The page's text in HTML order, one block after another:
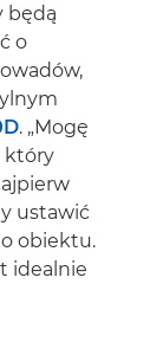
będą
o
. „Mogę
który
ustawić
obiektu.
idealnie